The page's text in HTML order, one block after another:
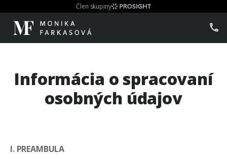
Člen skupiny
Informácia o spracovaní
osobných údajov
I. PREAMBULA